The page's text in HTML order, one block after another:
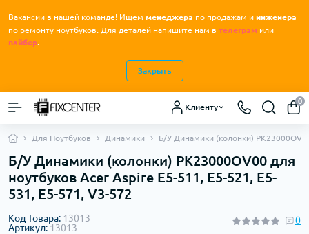
Вакансии в нашей команде! Ищем менеджера по продажам и инженера
по ремонту ноутбуков. Для деталей напишите нам в телеграм или
вайбер.
Закрыть
Клиенту
0
Для Ноутбуков Динамики Б/У Динамики (колонки)
Б/У Динамики (колонки) PK23000OV00 для
ноутбуков Acer Aspire E5-511, E5-521, E5-
531, E5-571, V3-572
Код Товара: 13013
Артикул: 13013
0